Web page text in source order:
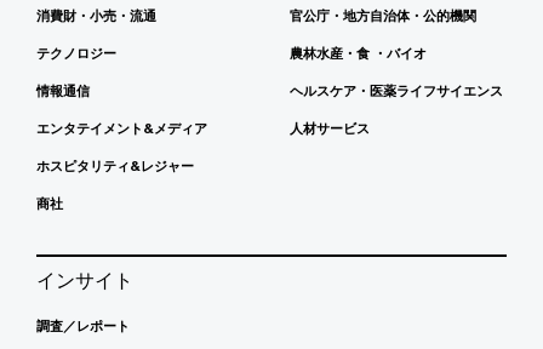
消費財・小売・流通
テクノロジー
情報通信
エンタテイメント&メディア
ホスピタリティ&レジャー
商社
官公庁・地方自治体・公的機関
農林水産・食 ・バイオ
ヘルスケア・医薬ライフサイエンス
人材サービス
インサイト
調査／レポート